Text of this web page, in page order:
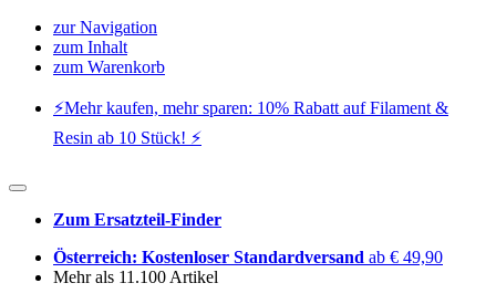
zur Navigation
zum Inhalt
zum Warenkorb
⚡️Mehr kaufen, mehr sparen: 10% Rabatt auf Filament &
Resin ab 10 Stück! ⚡️
Zum Ersatzteil-Finder
Österreich: Kostenloser Standardversand ab € 49,90
Mehr als 11.100 Artikel